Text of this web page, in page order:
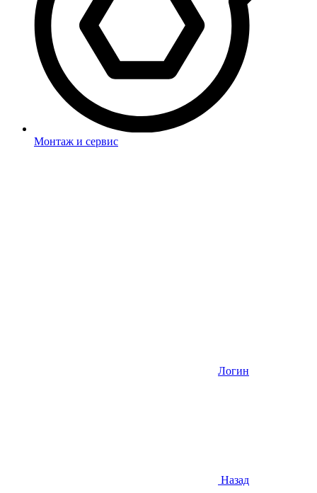
Монтаж и сервис
Логин
Назад